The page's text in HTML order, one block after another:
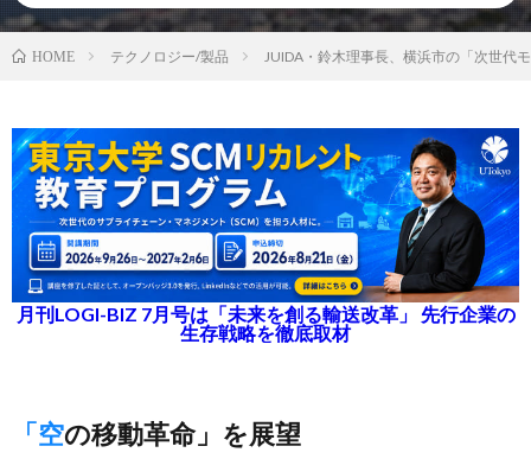
HOME テクノロジー/製品 JUIDA・鈴木理事長、横浜市の「次世代
月刊LOGI-BIZ 7月号は「未来を創る輸送改革」 先行企業の
生存戦略を徹底取材
「空の移動革命」を展望